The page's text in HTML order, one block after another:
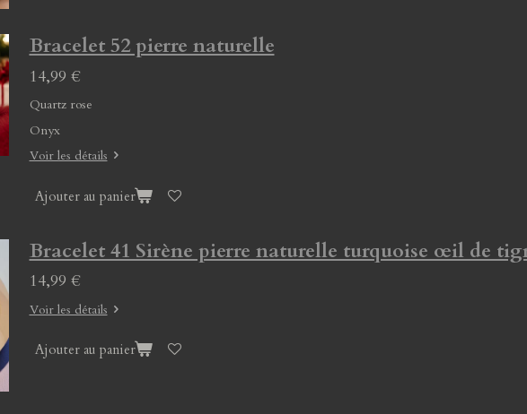
Bracelet 52 pierre naturelle
14,99 €
Quartz rose
Onyx
Voir les détails
Ajouter au panier
Bracelet 41 Sirène pierre naturelle turquoise œil de
14,99 €
Voir les détails
Ajouter au panier